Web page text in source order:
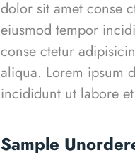
dolor sit amet conse
eiusmod tempor
conse ctetur
aliqua. Lorem ipsum
incididunt ut labore
Sample